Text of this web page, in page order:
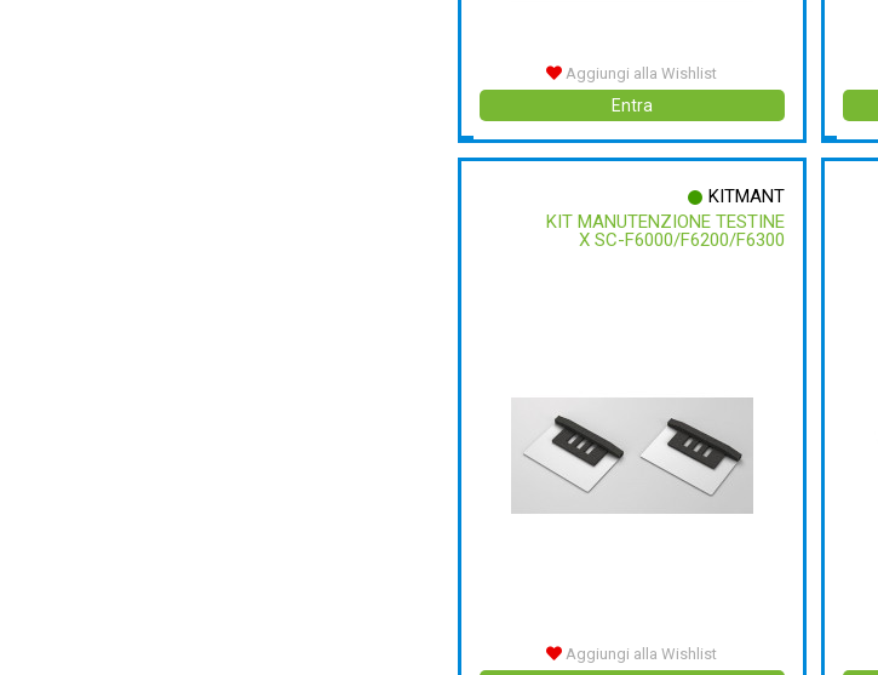
Aggiungi alla Wishlist
Entra
KITMANT
KIT MANUTENZIONE TESTINE
X SC-F6000/F6200/F6300
Aggiungi alla Wishlist